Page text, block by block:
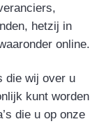
hetzij in
online.
die wij over u
kunt worden
die u op onze